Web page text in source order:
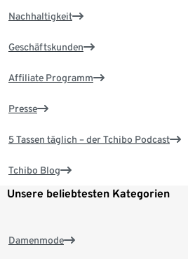
Nachhaltigkeit
Geschäftskunden
Affiliate Programm
Presse
5 Tassen täglich – der Tchibo Podcast
Tchibo Blog
Unsere beliebtesten Kategorien
Damenmode